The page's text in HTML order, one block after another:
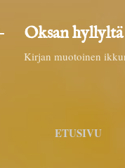
Oksan hyllyltä
Kirjan muotoinen
ETUSIVU